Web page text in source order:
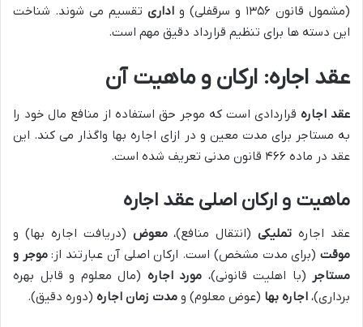
(مشمول قانون ۱۳۵۶ و سرقفلی) و
اداری تقسیم می شوند. شناخت
این دسته ها برای تنظیم قرارداد دقیق مهم است.
عقد اجاره: ارکان و ماهیت آن
عقد اجاره قراردادی است که موجر حق استفاده از منافع مال خود را
به مستاجر برای مدت معین و در ازای اجاره بها واگذار می کند. این
عقد در ماده ۴۶۶ قانون مدنی تعریف شده است.
ماهیت و ارکان اصلی عقد اجاره
عقد اجاره تملیکی(انتقال منافع)،معوض (دریافت اجاره بها) و
موقت(برای مدت مشخص) است. ارکان اصلی آن عبارتند از:موجر و
مستاجر (با اهلیت قانونی)، مورد اجاره (مال معلوم و قابل بهره
برداری)، اجاره بها (عوض معلوم) و مدت زمان اجاره (دوره دقیق).